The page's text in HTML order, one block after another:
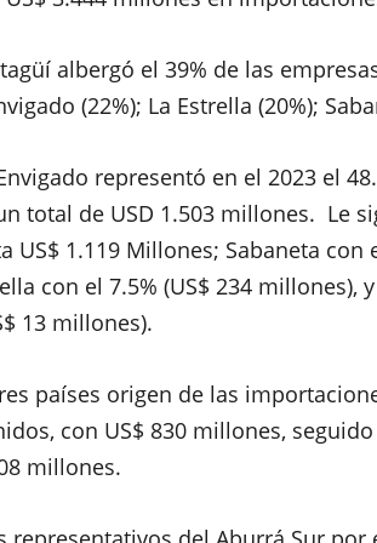
albergó el 39% de las
(22%); La Estrella (20%);
representó en el 2023 el
total de USD 1.503 millones. Le
US$ 1.119 Millones; Sabaneta
con el 7.5% (US$ 234 millones),
13 millones).
países origen de las
con US$ 830 millones,
millones.